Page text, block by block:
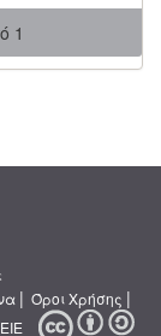
1
| Όροι Χρήσης |